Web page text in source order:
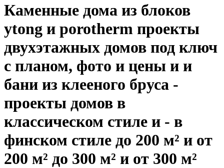
Каменные дома из блоков
ytong и porotherm проекты
двухэтажных домов под ключ
с планом, фото и цены и и
бани из клееного бруса -
проекты домов в
классическом стиле и - в
финском стиле до 200 м² и от
200 м² до 300 м² и от 300 м²